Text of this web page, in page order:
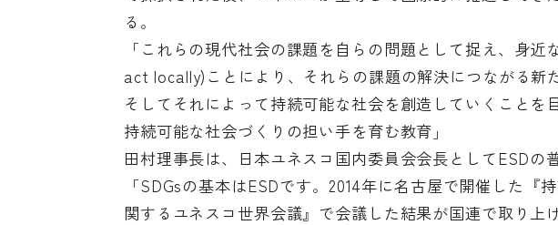
る。
「これらの現代社会の課題を自らの問題として捉え、身
act locally)ことにより、それらの課題の解決につながる新
そしてそれによって持続可能な社会を創造していくことを
持続可能な社会づくりの担い手を育む教育」
田村理事長は、日本ユネスコ国内委員会会長としてESDの
「SDGsの基本はESDです。2014年に名古屋で開催した『
関するユネスコ世界会議』で会議した結果が国連で取り上